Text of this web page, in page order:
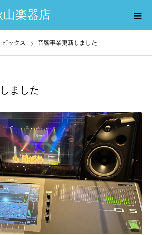
楽器店
ピックス 音響事業更新しました
ました